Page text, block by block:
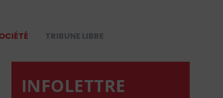
TRIBUNE LIBRE
INFOLETTRE